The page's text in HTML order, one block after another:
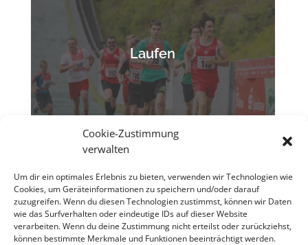
Cookie-Zustimmung
verwalten
Um dir ein optimales Erlebnis zu bieten, verwenden wir Technologien wie
Cookies, um Geräteinformationen zu speichern und/oder darauf
zuzugreifen. Wenn du diesen Technologien zustimmst, können wir Daten
wie das Surfverhalten oder eindeutige IDs auf dieser Website
verarbeiten. Wenn du deine Zustimmung nicht erteilst oder zurückziehst,
können bestimmte Merkmale und Funktionen beeinträchtigt werden.
Laufen